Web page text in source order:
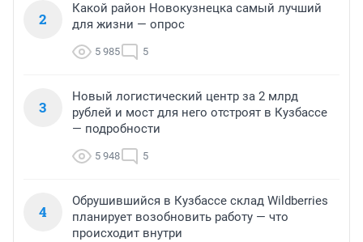
2
Какой район Новокузнецка самый лучший
для жизни — опрос
5 985 5
3
Новый логистический центр за 2 млрд
рублей и мост для него отстроят в Кузбассе
— подробности
5 948 5
4
Обрушившийся в Кузбассе склад Wildberries
планирует возобновить работу — что
происходит внутри